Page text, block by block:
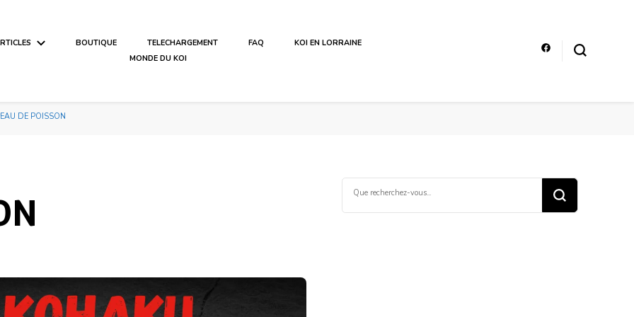
BOUTIQUE TELECHARGEMENT FAQ
KOI EN LORRAINE
MONDE DU KOI
DE POISSON
recherchiez
quelque